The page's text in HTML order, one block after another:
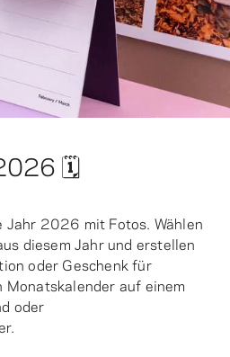
🗓️
Jahr 2026 mit Fotos. Wählen
diesem Jahr und erstellen
oder Geschenk für
Monatskalender auf einem
oder